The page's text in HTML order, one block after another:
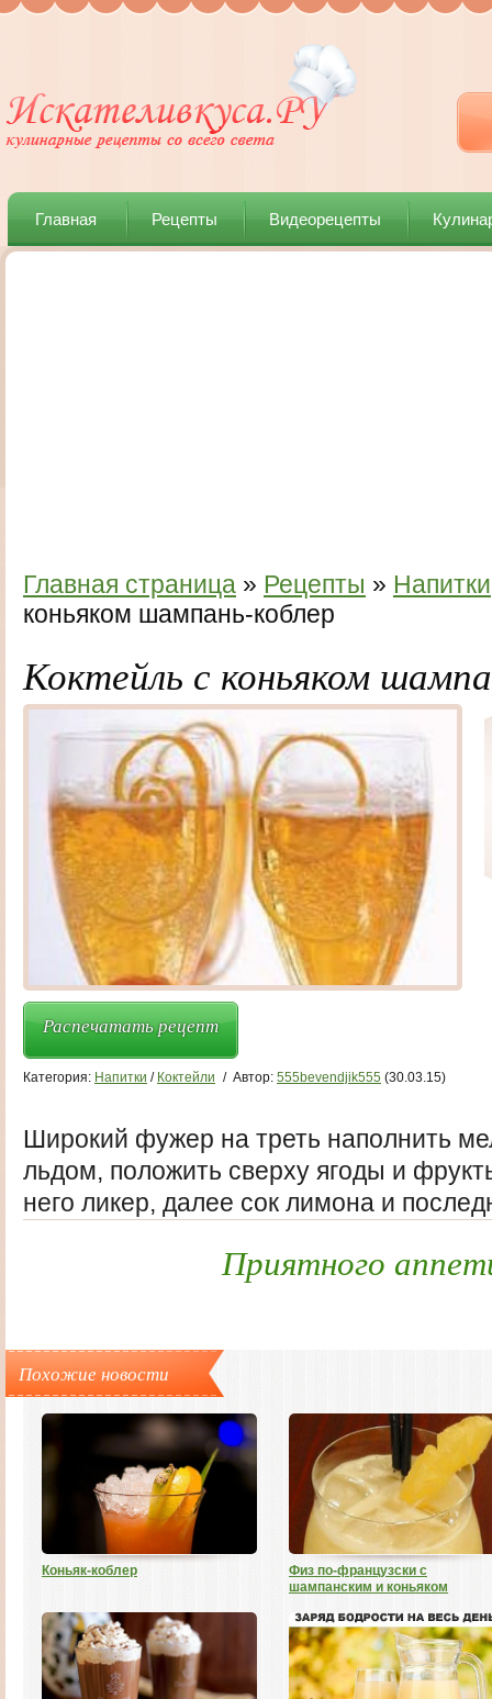
Главная Рецепты Видеорецепты
Главная страница » Рецепты » Напитки
коньяком шампань-коблер
Коктейль с коньяком
Распечатать рецепт
Категория: Напитки / Коктейли / Автор: 555bevendjik555 (30.03.15)
Широкий фужер на треть наполнить
льдом, положить сверху ягоды и
него ликер, далее сок лимона и
Приятного
Похожие новости
Коньяк-коблер
Физ по-французски с
шампанским и коньяком